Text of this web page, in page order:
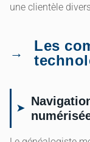
une clientèle
Les